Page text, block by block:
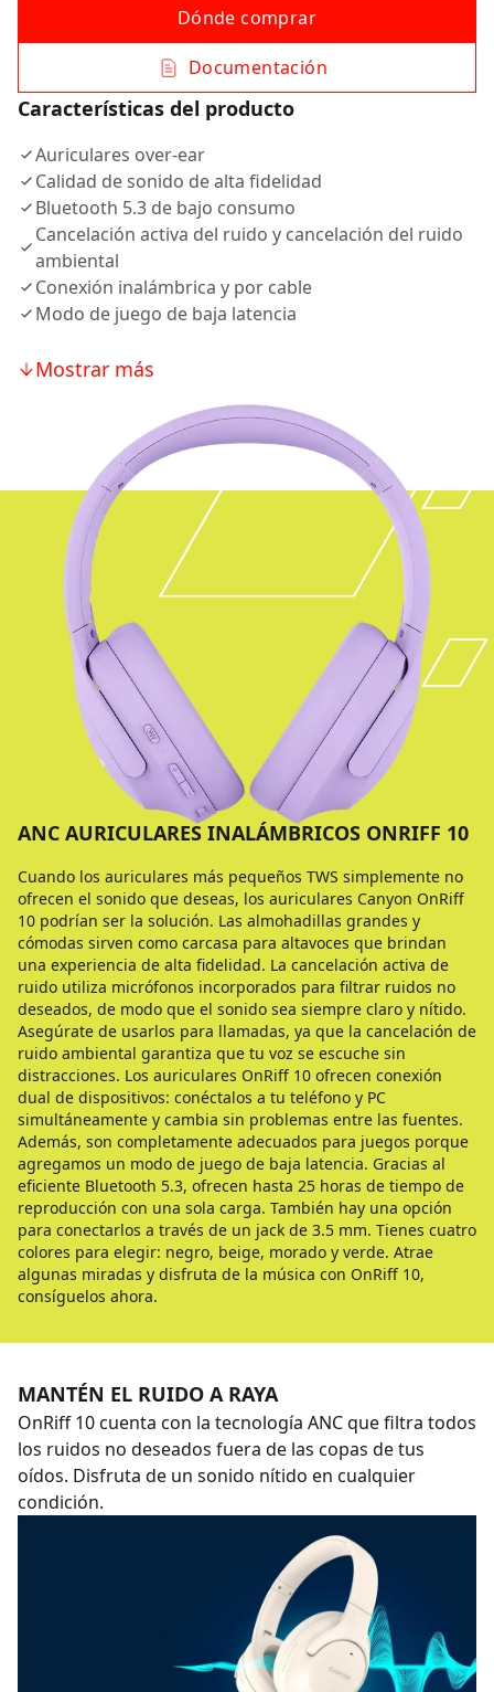
Dónde comprar
Documentación
Características del producto
Auriculares over-ear
Calidad de sonido de alta fidelidad
Bluetooth 5.3 de bajo consumo
Cancelación activa del ruido y cancelación del ruido
ambiental
Conexión inalámbrica y por cable
Modo de juego de baja latencia
Mostrar más
ANC AURICULARES INALÁMBRICOS ONRIFF 10
Cuando los auriculares más pequeños TWS simplemente no
ofrecen el sonido que deseas, los auriculares Canyon OnRiff
10 podrían ser la solución. Las almohadillas grandes y
cómodas sirven como carcasa para altavoces que brindan
una experiencia de alta fidelidad. La cancelación activa de
ruido utiliza micrófonos incorporados para filtrar ruidos no
deseados, de modo que el sonido sea siempre claro y nítido.
Asegúrate de usarlos para llamadas, ya que la cancelación de
ruido ambiental garantiza que tu voz se escuche sin
distracciones. Los auriculares OnRiff 10 ofrecen conexión
dual de dispositivos: conéctalos a tu teléfono y PC
simultáneamente y cambia sin problemas entre las fuentes.
Además, son completamente adecuados para juegos porque
agregamos un modo de juego de baja latencia. Gracias al
eficiente Bluetooth 5.3, ofrecen hasta 25 horas de tiempo de
reproducción con una sola carga. También hay una opción
para conectarlos a través de un jack de 3.5 mm. Tienes cuatro
colores para elegir: negro, beige, morado y verde. Atrae
algunas miradas y disfruta de la música con OnRiff 10,
consíguelos ahora.
MANTÉN EL RUIDO A RAYA
OnRiff 10 cuenta con la tecnología ANC que filtra todos
los ruidos no deseados fuera de las copas de tus
oídos. Disfruta de un sonido nítido en cualquier
condición.